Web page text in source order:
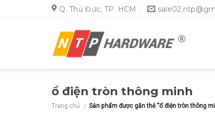
Q. Thủ Đức, TP. HCM
ổ điện tròn thông minh
Trang chủ / Sản phẩm được gắn thẻ “ổ điện tròn thông